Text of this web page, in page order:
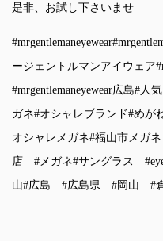
是非、お試し下さいませ
#mrgentlemaneyewear
ージェントルマンアイウェア
#mrgentlemaneyewear広島#人
ガネ#オシャレブランド#めが
オシャレメガネ#福山市メガネ
店
#メガネ#サングラス
山#広島 #広島県 #岡山 #